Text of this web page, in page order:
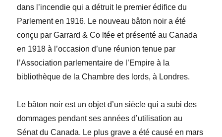
dans l’incendie qui a détruit le premier édifice du
Parlement en 1916. Le nouveau bâton noir a été
conçu par Garrard & Co ltée et présenté au Canada
en 1918 à l’occasion d’une réunion tenue par
l’Association parlementaire de l’Empire à la
bibliothèque de la Chambre des lords, à Londres.
Le bâton noir est un objet d’un siècle qui a subi des
dommages pendant ses années d’utilisation au
Sénat du Canada. Le plus grave a été causé en mars